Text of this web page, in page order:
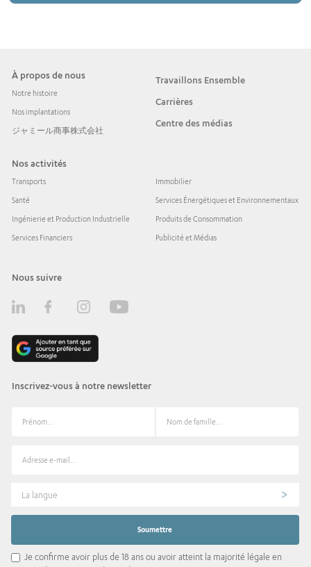
À propos de nous
Notre histoire
Nos implantations
ジャミール商事株式会社
Travaillons Ensemble
Carrières
Centre des médias
Nos activités
Transports
Santé
Ingénierie et Production Industrielle
Services Financiers
Immobilier
Services Énergétiques et Environnementaux
Produits de Consommation
Publicité et Médias
Nous suivre
Inscrivez-vous à notre newsletter
La langue
Je confirme avoir plus de 18 ans ou avoir atteint la majorité légale en